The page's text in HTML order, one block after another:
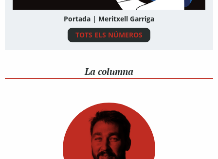
Portada | Meritxell Garriga
TOTS ELS NÚMEROS
La columna